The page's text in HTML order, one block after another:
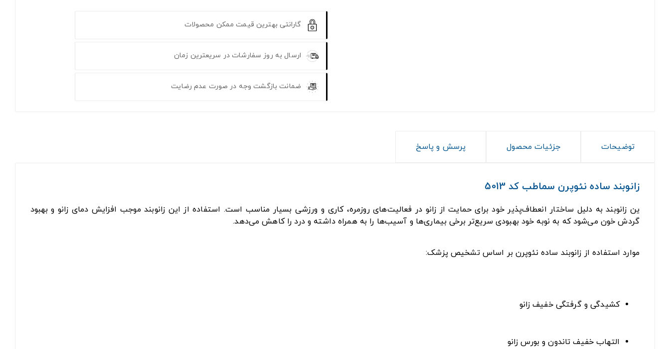
گارانتی بهترین قیمت ممکن محصولات
ارسال به روز سفارشات در سریعترین زمان
ضمانت بازگشت وجه در صورت عدم رضایت
توضیحات جزئیات محصول پرسش و پاسخ
زانوبند ساده نئوپرن سماطب کد 5013
ین زانوبند به دلیل ساختار انعطاف‌پذیر خود برای حمایت از زانو در فعالیت‌های روزمره، کاری و ورزشی بسیار مناسب است. استفاده از این زانوبند موجب افزایش دمای زانو و بهبود
گردش خون می‌شود که به نوبه خود بهبودی سریع‌تر برخی بیماری‌ها و آسیب‌ها را به همراه داشته و درد را کاهش می‌دهد.
موارد استفاده از زانوبند ساده نئوپرن بر اساس تشخیص پزشک:
کشیدگی و گرفتگی خفیف زانو
التهاب خفیف تاندون و بورس زانو